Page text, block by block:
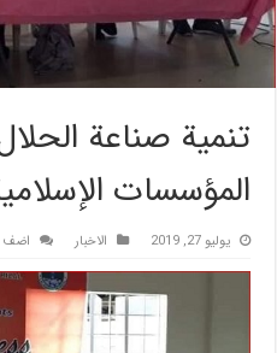
تنمیة صناعة
المؤسسات
يوليو 27, 2019 الاخبار اضف